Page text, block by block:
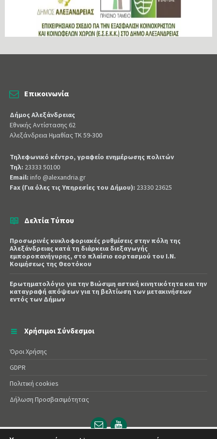
Επικοινωνία
Δήμος Αλεξάνδρειας
Εθνικής Αντίστασης 62
Αλεξάνδρεια Ημαθίας ΤΚ 59-300
Τηλεφωνικό κέντρο, γραφείο ενημέρωσης πολιτών
Τηλ: 23333 50100
Email: info @alexandria.gr
Fax (Για όλες τις Υπηρεσίες του Δήμου): 23330 23625
Δελτία Τύπου
Προσωρινές κυκλοφοριακές ρυθμίσεις στην πόλη της
Αλεξάνδρειας κατά τη διάρκεια διεξαγωγής
εμποροπανήγυρης, στο πλαίσιο εορτασμού του Ι.Ν.
Κοιμήσεως της Θεοτόκου
Ερωτηματολόγιο για την Βιώσιμη αστική κινητικότητα και την
καταγραφή απόψεων για τη βελτίωση των μετακινήσεων
εντός των Δήμων
Χρήσιμοι Σύνδεσμοι
Όροι Χρήσης
GDPR
Πολιτική cookies
Δήλωση Προσβασιμότητας
Email
url
YouTube
url